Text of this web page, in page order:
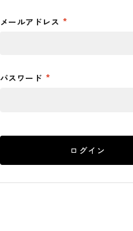
メールアドレス
パスワード
ログイン